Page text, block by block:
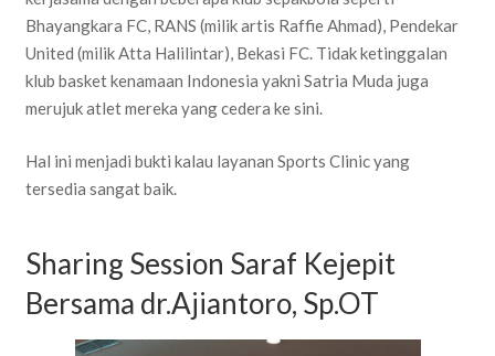
Bhayangkara FC, RANS (milik artis Raffie Ahmad), Pendekar
United (milik Atta Halilintar), Bekasi FC. Tidak ketinggalan
klub basket kenamaan Indonesia yakni Satria Muda juga
merujuk atlet mereka yang cedera ke sini.
Hal ini menjadi bukti kalau layanan Sports Clinic yang
tersedia sangat baik.
Sharing Session Saraf Kejepit
Bersama dr.Ajiantoro, Sp.OT